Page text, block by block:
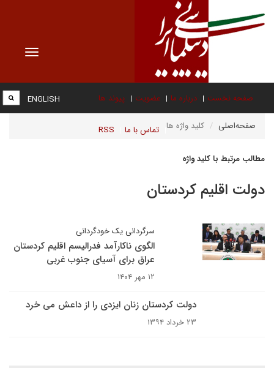
Toggle
صفحه نخست درباره ما عضویت پیوند ها
تماس با ما RSS
ENGLISH
صفحه‌اصلی کلید واژه ها
مطالب مرتبط با کلید واژه
دولت اقلیم کردستان
سرگردانی یک خودگردانی
الگوی ناکارآمد فدرالیسم اقلیم کردستان
عراق برای آسیای جنوب غربی
۱۲ مهر ۱۴۰۴
دولت کردستان زنان ایزدی را از داعش می خرد
۲۳ خرداد ۱۳۹۴